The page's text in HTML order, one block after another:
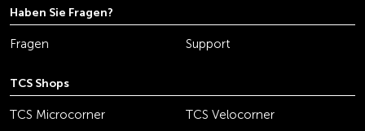
Haben Sie Fragen?
Fragen Support
TCS Shops
TCS Microcorner
TCS Velocorner